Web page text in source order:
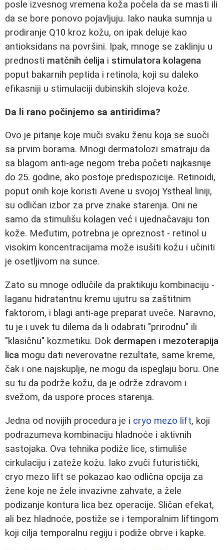
posle izvesnog vremena koža počela da se masti ili
da se bore ponovo pojavljuju. Iako nauka sumnja u
prodiranje Q10 kroz kožu, on ipak deluje kao
antioksidans na površini. Ipak, mnoge se zaklinju u
prednosti matčnih ćelija i stimulatora kolagena
poput bakarnih peptida i retinola, koji su daleko
efikasniji u stimulaciji dubinskih slojeva kože.
Da li rano počinjemo sa antiridima?
Ovo je pitanje koje muči svaku ženu koja se suoči
sa prvim borama. Mnogi dermatolozi smatraju da
sa blagom anti-age negom treba početi najkasnije
do 25. godine, ako postoje predispozicije. Retinoidi,
poput onih koje koristi Avene u svojoj Ystheal liniji,
su odličan izbor za prve znake starenja. Oni ne
samo da stimulišu kolagen već i ujednačavaju ton
kože. Međutim, potrebna je opreznost - retinol u
visokim koncentracijama može isušiti kožu i učiniti
je osetljivom na sunce.
Zato su mnoge odlučile da praktikuju kombinaciju -
laganu hidratantnu kremu ujutru sa zaštitnim
faktorom, i blagi anti-age preparat uveče. Naravno,
tu je i uvek tu dilema da li odabrati "prirodnu" ili
"klasičnu" kozmetiku. Dok dermapen i mezoterapija
lica mogu dati neverovatne rezultate, same kreme,
čak i one najskuplje, ne mogu da ispeglaju boru. One
su tu da podrže kožu, da je održe zdravom i
svežom, da uspore proces starenja.
Jedna od novijih procedura je i cryo mezo lift, koji
podrazumeva kombinaciju hladnoće i aktivnih
sastojaka. Ova tehnika podiže lice, stimuliše
cirkulaciju i zateže kožu. Iako zvuči futuristički,
cryo mezo lift se pokazao kao odlična opcija za
žene koje ne žele invazivne zahvate, a žele
podizanje kontura lica bez operacije. Sličan efekat,
ali bez hladnoće, postiže se i temporalnim liftingom
koji cilja temporalnu regiju i podiže obrve i kapke.